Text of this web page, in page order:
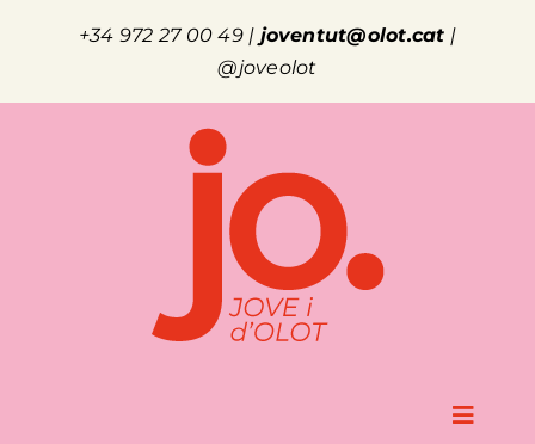
+34 972 27 00 49| joventut@olot.cat |
@joveolot
Toggle